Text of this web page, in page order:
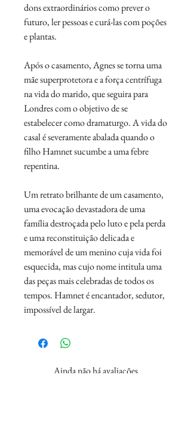
dons extraordinários como prever o
futuro, ler pessoas e curá-las com poções
e plantas.
Após o casamento, Agnes se torna uma
mãe superprotetora e a força centrífuga
na vida do marido, que seguira para
Londres com o objetivo de se
estabelecer como dramaturgo. A vida do
casal é severamente abalada quando o
filho Hamnet sucumbe a uma febre
repentina.
Um retrato brilhante de um casamento,
uma evocação devastadora de uma
família destroçada pelo luto e pela perda
e uma reconstituição delicada e
memorável de um menino cuja vida foi
esquecida, mas cujo nome intitula uma
das peças mais celebradas de todos os
tempos. Hamnet é encantador, sedutor,
impossível de largar.
Ainda não há avaliações